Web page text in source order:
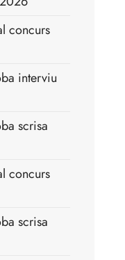
concurs
interviu
scrisa
concurs
scrisa